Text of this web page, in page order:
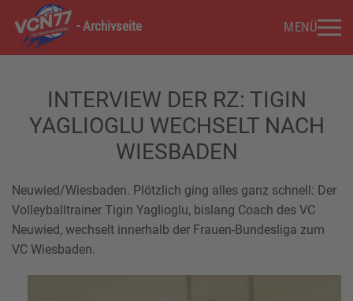
Zum Hauptinhalt springen
- Archivseite MENÜ
INTERVIEW DER RZ: TIGIN
YAGLIOGLU WECHSELT NACH
WIESBADEN
Neuwied/Wiesbaden. Plötzlich ging alles ganz schnell: Der
Volleyballtrainer Tigin Yaglioglu, bislang Coach des VC
Neuwied, wechselt innerhalb der Frauen-Bundesliga zum
VC Wiesbaden.